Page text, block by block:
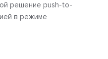
решение push-to-
в режиме